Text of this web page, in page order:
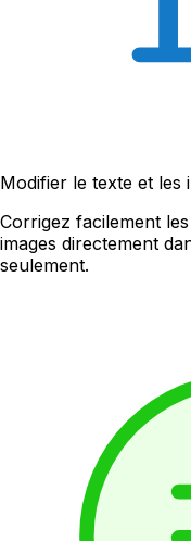
Modifier le texte et les
Corrigez facilement
images directement
seulement.